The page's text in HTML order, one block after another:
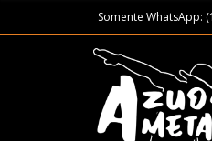
Somente WhatsApp: